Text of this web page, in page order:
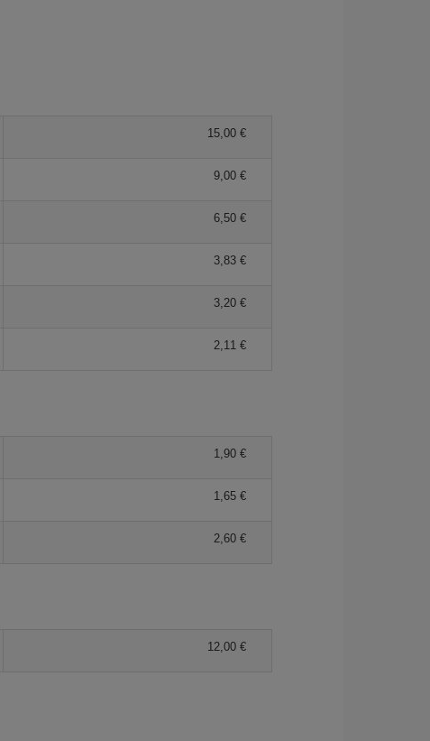
15,00 €
9,00 €
6,50 €
3,83 €
3,20 €
2,11 €
1,90 €
1,65 €
2,60 €
12,00 €